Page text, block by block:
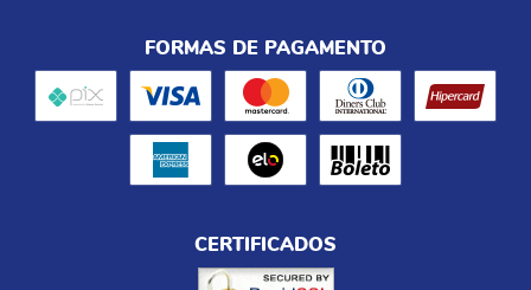
FORMAS DE PAGAMENTO
CERTIFICADOS